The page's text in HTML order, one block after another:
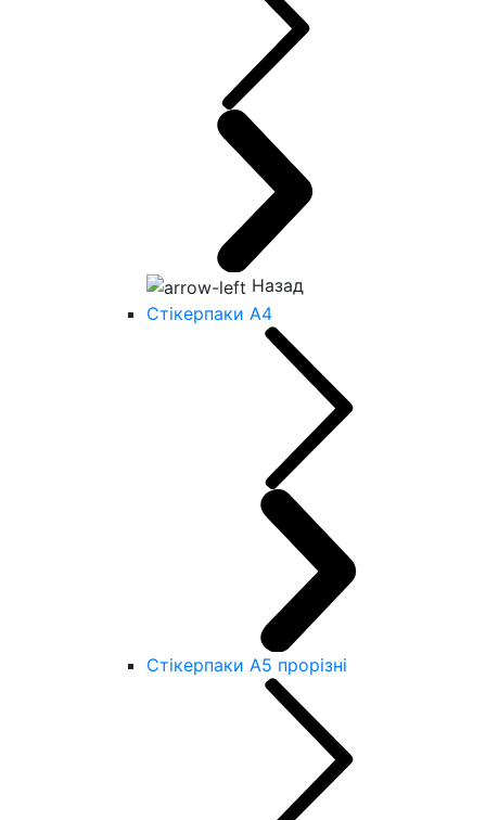
Назад
Стікерпаки А4
Стікерпаки А5 прорізні